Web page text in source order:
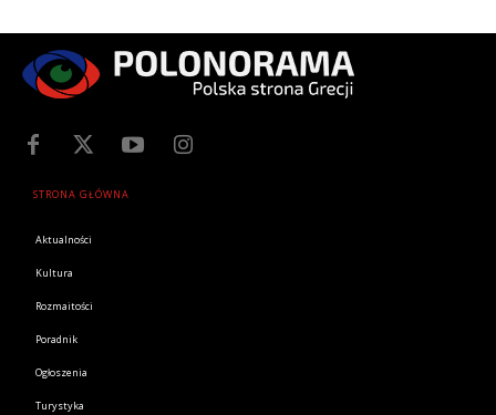
STRONA GŁÓWNA
Aktualności
Kultura
Rozmaitości
Poradnik
Ogłoszenia
Turystyka